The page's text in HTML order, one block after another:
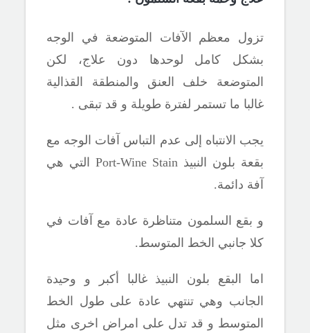
تزول معظم الآفات المتوضعة في الوجه
بشكل كامل لوحدها دون علاج، لكن
المتوضعة خلف العنق والمنطقة القذالية
غالبا ما تستمر لفترة طويلة و قد تبقى .
يجب الانتباه إلى عدم التباس آفات الوجه مع
بقعة بلون النبيذ Port-Wine Stainالتي هي
آفة دائمة.
و بقع السلمون متناظرة عادة مع آفات في
كلا جانبي الخط المتوسط.
اما البقع بلون النبيذ غالبا أكبر و وحيدة
الجانب وهي تنتهي عادة على طول الخط
المتوسط و قد تدل على امراض اخرى مثل